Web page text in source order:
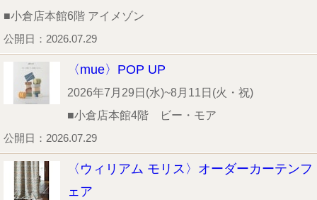
■小倉店本館6階 アイメゾン
公開日：2026.07.29
〈mue〉POP UP
2026年7月29日(水)~8月11日(火・祝)
■小倉店本館4階 ビー・モア
公開日：2026.07.29
〈ウィリアム モリス〉オーダーカーテンフ
ェア